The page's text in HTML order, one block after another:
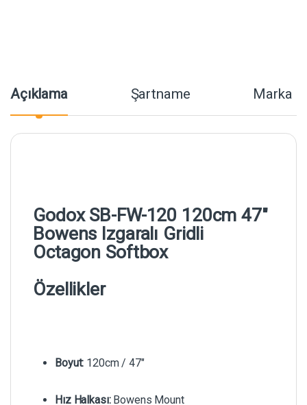
Açıklama Şartname Marka
Godox SB-FW-120 120cm 47″
Bowens Izgaralı Gridli
Octagon Softbox
Özellikler
Boyut: 120cm / 47″
Hız Halkası:Bowens Mount